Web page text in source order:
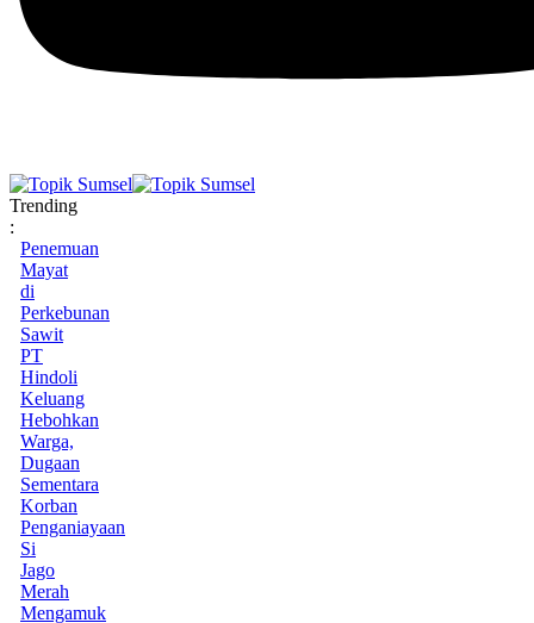
Trending
:
Penemuan
Mayat
di
Perkebunan
Sawit
PT
Hindoli
Keluang
Hebohkan
Warga,
Dugaan
Sementara
Korban
Penganiayaan
Si
Jago
Merah
Mengamuk